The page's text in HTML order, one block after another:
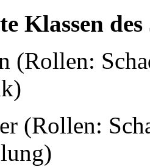
Klassen
(Rollen:
(Rollen: